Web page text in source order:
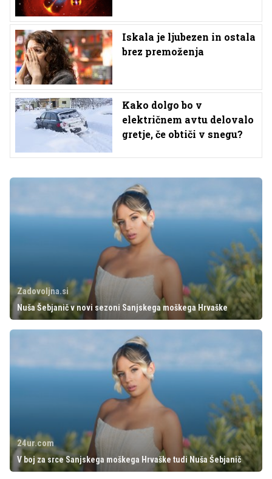
Iskala je ljubezen in ostala
brez premoženja
Kako dolgo bo v
električnem avtu delovalo
gretje, če obtiči v snegu?
Zadovoljna.si
Nuša Šebjanič v novi sezoni Sanjskega moškega Hrvaške
24ur.com
V boj za srce Sanjskega moškega Hrvaške tudi Nuša Šebjanič